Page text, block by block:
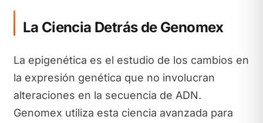
La Ciencia Detrás de Genomex
La epigenética es el estudio de los cambios en
la expresión genética que no involucran
alteraciones en la secuencia de ADN.
Genomex utiliza esta ciencia avanzada para